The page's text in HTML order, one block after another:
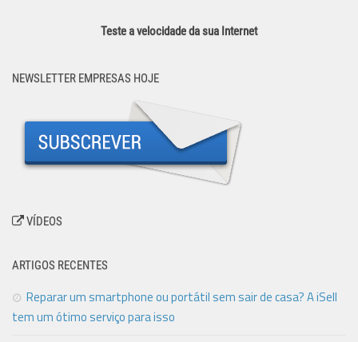
Teste a velocidade da sua Internet
NEWSLETTER EMPRESAS HOJE
VÍDEOS
ARTIGOS RECENTES
Reparar um smartphone ou portátil sem sair de casa? A iSell
tem um ótimo serviço para isso